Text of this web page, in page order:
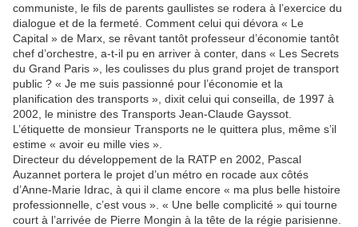
communiste, le fils de parents gaullistes se rodera à l’exercice du
dialogue et de la fermeté. Comment celui qui dévora « Le
Capital » de Marx, se rêvant tantôt professeur d’économie tantôt
chef d’orchestre, a-t-il pu en arriver à conter, dans « Les Secrets
du Grand Paris », les coulisses du plus grand projet de transport
public ? « Je me suis passionné pour l’économie et la
planification des transports », dixit celui qui conseilla, de 1997 à
2002, le ministre des Transports Jean-Claude Gayssot.
L’étiquette de monsieur Transports ne le quittera plus, même s’il
estime « avoir eu mille vies ».
Directeur du développement de la RATP en 2002, Pascal
Auzannet portera le projet d’un métro en rocade aux côtés
d’Anne-Marie Idrac, à qui il clame encore « ma plus belle histoire
professionnelle, c’est vous ». « Une belle complicité » qui tourne
court à l’arrivée de Pierre Mongin à la tête de la régie parisienne.